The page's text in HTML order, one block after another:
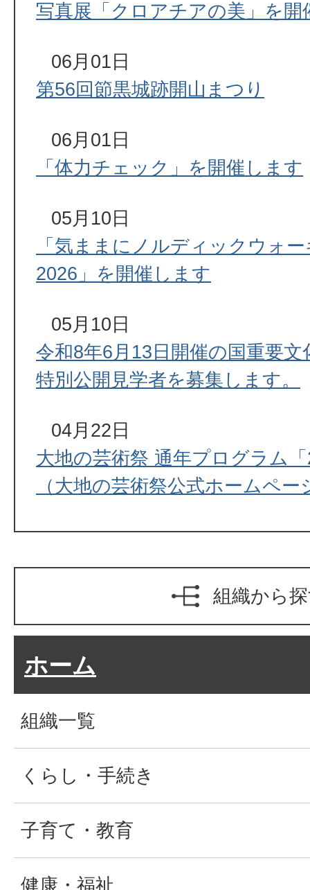
写真展「クロアチアの美」を開
06月01日
第56回節黒城跡開山まつり
06月01日
「体力チェック」を開催します
05月10日
「気ままにノルディックウォ
2026」を開催します
05月10日
令和8年6月13日開催の国重要文
特別公開見学者を募集します。
04月22日
大地の芸術祭 通年プログラム
（大地の芸術祭公式ホームペー
組織から
ホーム
組織一覧
くらし・手続き
子育て・教育
健康・福祉